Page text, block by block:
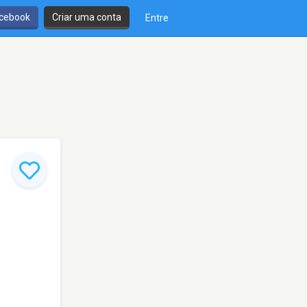
Criar uma conta Entre